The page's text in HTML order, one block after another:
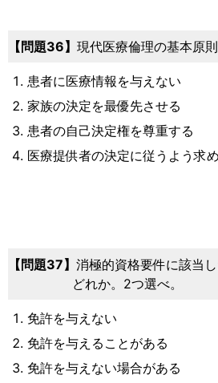
36 現代医療倫理の基本原則
患者に医療情報を与えない
家族の決定を最優先させる
患者の自己決定権を尊重する
医療提供者の決定に従うよう求
37
消極的資格要件に該当
どれか。2つ選べ。
免許を与えない
免許を与えることがある
免許を与えない場合がある